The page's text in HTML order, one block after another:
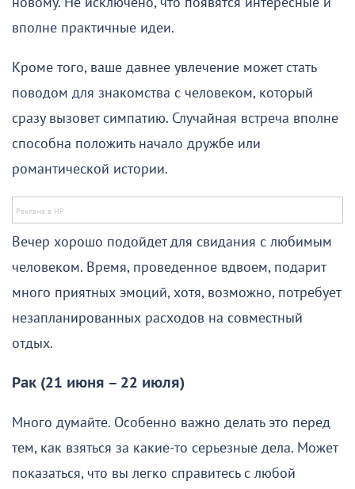
вполне практичные идеи.
Кроме того, ваше давнее увлечение может стать
поводом для знакомства с человеком, который
сразу вызовет симпатию. Случайная встреча вполне
способна положить начало дружбе или
романтической истории.
Вечер хорошо подойдет для свидания с любимым
человеком. Время, проведенное вдвоем, подарит
много приятных эмоций, хотя, возможно, потребует
незапланированных расходов на совместный
отдых.
Рак (21 июня – 22 июля)
Много думайте. Особенно важно делать это перед
тем, как взяться за какие-то серьезные дела. Может
показаться, что вы легко справитесь с любой